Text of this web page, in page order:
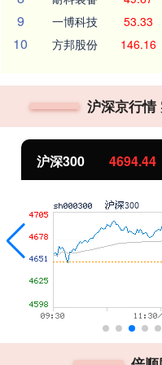
9 一博科技 53.33
10 方邦股份 146.16
沪深京行情
北证50 1134.24